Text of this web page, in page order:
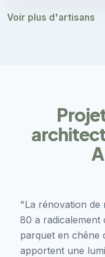
Voir plus d'artisans
"La rénovation de
80 a radicalement
parquet en chêne
apportent une